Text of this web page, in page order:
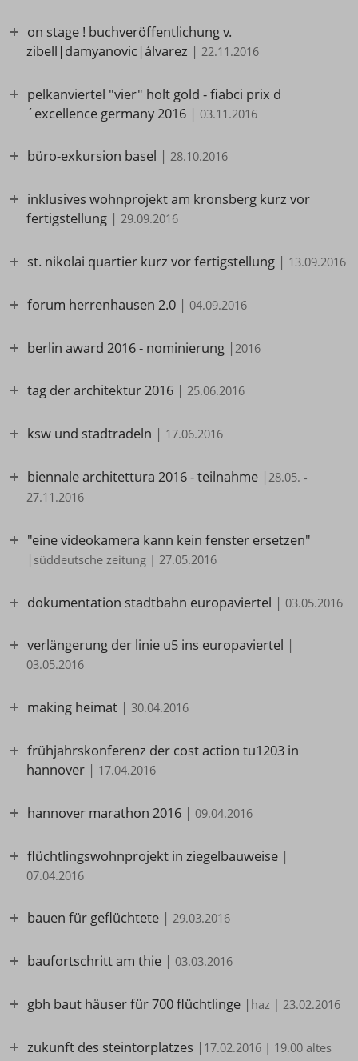
on stage ! buchveröffentlichung v.
zibell|damyanovic|álvarez | 22.11.2016
pelkanviertel "vier" holt gold - fiabci prix d
´excellence germany 2016 | 03.11.2016
büro-exkursion basel | 28.10.2016
inklusives wohnprojekt am kronsberg kurz vor
fertigstellung | 29.09.2016
st. nikolai quartier kurz vor fertigstellung | 13.09.2016
forum herrenhausen 2.0 | 04.09.2016
berlin award 2016 - nominierung | 2016
tag der architektur 2016 | 25.06.2016
ksw und stadtradeln | 17.06.2016
biennale architettura 2016 - teilnahme | 28.05. -
27.11.2016
"eine videokamera kann kein fenster ersetzen"
| süddeutsche zeitung | 27.05.2016
dokumentation stadtbahn europaviertel | 03.05.2016
verlängerung der linie u5 ins europaviertel |
03.05.2016
making heimat | 30.04.2016
frühjahrskonferenz der cost action tu1203 in
hannover | 17.04.2016
hannover marathon 2016 | 09.04.2016
flüchtlingswohnprojekt in ziegelbauweise |
07.04.2016
bauen für geflüchtete | 29.03.2016
baufortschritt am thie | 03.03.2016
gbh baut häuser für 700 flüchtlinge | haz | 23.02.2016
zukunft des steintorplatzes | 17.02.2016 | 19.00 altes